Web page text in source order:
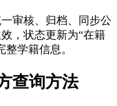
审核、归档、同步公
，状态更新为“在籍
整学籍信息。
查询方法